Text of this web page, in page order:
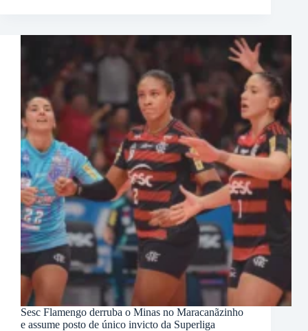
Sesc Flamengo derruba o Minas no Maracanãzinho
e assume posto de único invicto da Superliga